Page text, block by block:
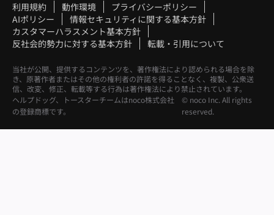
利用規約 動作環境
プライバシーポリシー
AIポリシー
情報セキュリティに関する基本方針
カスタマーハラスメント基本方針
反社会的勢力に対する基本方針
転載・引用について
当社が公開、提供するコンテンツを、著作権法により認められる場合を除
き、原著作者またはその他の権利者の許諾を得ることなく、複製、公衆送
信、改変、修正、転載等する行為は著作権法により禁止されています。
ヘルプドッグ、トースターチームはnoco株式会社
の登録商標です。
© noco Inc. All rights
reserved.